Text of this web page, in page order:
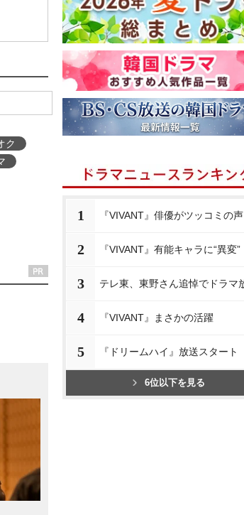
ク
1 『VIVANT』俳優がツッコミの声
2 『VIVANT』有能キャラに“異変”
3 テレ東、東野さん追悼でドラマ
4 『VIVANT』まさかの活躍
5 『ドリームハイ』放送スタート
6位以下を見る